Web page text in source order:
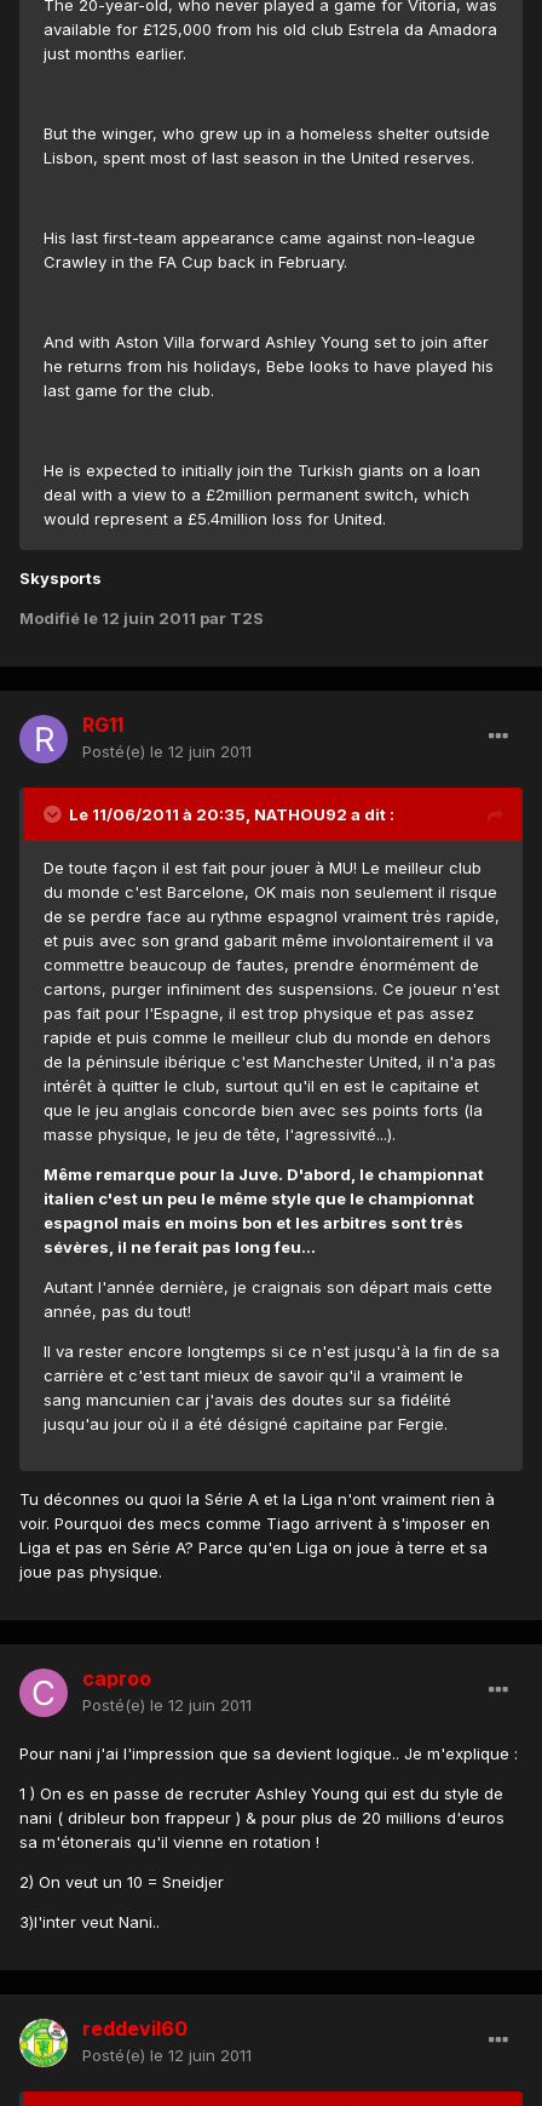
The 20-year-old, who never played a game for Vitoria, was
available for £125,000 from his old club Estrela da Amadora
just months earlier.
But the winger, who grew up in a homeless shelter outside
Lisbon, spent most of last season in the United reserves.
His last first-team appearance came against non-league
Crawley in the FA Cup back in February.
And with Aston Villa forward Ashley Young set to join after
he returns from his holidays, Bebe looks to have played his
last game for the club.
He is expected to initially join the Turkish giants on a loan
deal with a view to a £2million permanent switch, which
would represent a £5.4million loss for United.
Skysports
Modifié le 12 juin 2011 par T2S
RG11
Posté(e) le 12 juin 2011
Le 11/06/2011 à 20:35, NATHOU92 a dit :
De toute façon il est fait pour jouer à MU! Le meilleur club
du monde c'est Barcelone, OK mais non seulement il risque
de se perdre face au rythme espagnol vraiment très rapide,
et puis avec son grand gabarit même involontairement il va
commettre beaucoup de fautes, prendre énormément de
cartons, purger infiniment des suspensions. Ce joueur n'est
pas fait pour l'Espagne, il est trop physique et pas assez
rapide et puis comme le meilleur club du monde en dehors
de la péninsule ibérique c'est Manchester United, il n'a pas
intérêt à quitter le club, surtout qu'il en est le capitaine et
que le jeu anglais concorde bien avec ses points forts (la
masse physique, le jeu de tête, l'agressivité...).
Même remarque pour la Juve. D'abord, le championnat
italien c'est un peu le même style que le championnat
espagnol mais en moins bon et les arbitres sont très
sévères, il ne ferait pas long feu...
Autant l'année dernière, je craignais son départ mais cette
année, pas du tout!
Il va rester encore longtemps si ce n'est jusqu'à la fin de sa
carrière et c'est tant mieux de savoir qu'il a vraiment le
sang mancunien car j'avais des doutes sur sa fidélité
jusqu'au jour où il a été désigné capitaine par Fergie.
Tu déconnes ou quoi la Série A et la Liga n'ont vraiment rien à
voir. Pourquoi des mecs comme Tiago arrivent à s'imposer en
Liga et pas en Série A? Parce qu'en Liga on joue à terre et sa
joue pas physique.
caproo
Posté(e) le 12 juin 2011
Pour nani j'ai l'impression que sa devient logique.. Je m'explique :
1 ) On es en passe de recruter Ashley Young qui est du style de
nani ( dribleur bon frappeur ) & pour plus de 20 millions d'euros
sa m'étonerais qu'il vienne en rotation !
2) On veut un 10 = Sneidjer
3)l'inter veut Nani..
reddevil60
Posté(e) le 12 juin 2011